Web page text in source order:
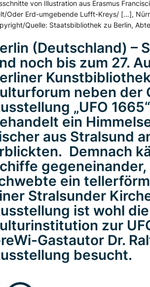
von Illustration aus Erasmus
Oder Erd-umgebende Lufft-Kreys/ […],
Quelle: Staatsbibliothek zu Berlin,
(Deutschland) –
noch bis zum 27.
neben der
„UFO
ein
aus Stralsund
Demnach
gegeneinander,
ein
Stralsunder
ist wohl
zur
Gastautor Dr.
besucht.